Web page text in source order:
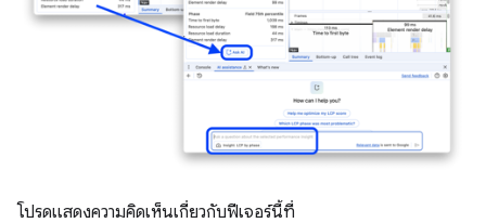
โปรดแสดงความคิดเห็นเกี่ยวกับฟีเจอร์นี้ที่